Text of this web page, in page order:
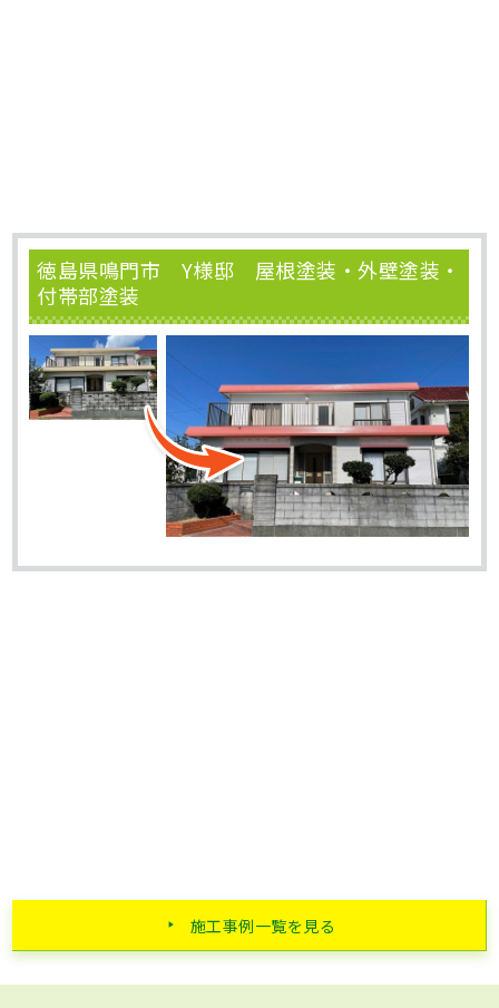
徳島県鳴門市 Y様邸 屋根塗装・外壁塗装・
付帯部塗装
施工事例一覧を見る